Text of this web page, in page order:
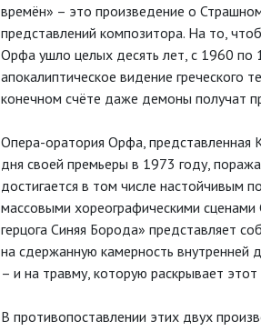
времён» – это произведение о
представлений композитора. На то,
Орфа ушло целых десять лет, с 1960 по
апокалиптическое видение греческого
конечном счёте даже демоны получат
Опера-оратория Орфа, представленная
дня своей премьеры в 1973 году,
достигается в том числе настойчивым
массовыми хореографическими
герцога Синяя Борода» представляет
на сдержанную камерность
– и на травму, которую раскрывает этот
В противопоставлении этих двух